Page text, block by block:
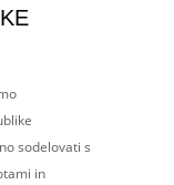
sodelovati s
in